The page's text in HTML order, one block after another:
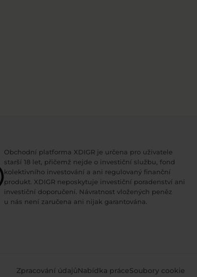
Obchodní platforma XDIGR je určena pro uživatele
starší 18 let, přičemž nejde o investiční službu, fond
kolektivního investování a ani regulovaný finanční
produkt. XDIGR neposkytuje investiční poradenství ani
investiční doporučení. Návratnost vložených peněz
u nás není zaručena ani nijak garantována.
Zpracování údajůNabídka práceSoubory cookie